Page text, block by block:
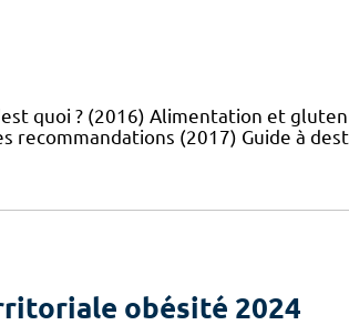
quoi ? (2016) Alimentation et
recommandations (2017) Guide à
obésité 2024